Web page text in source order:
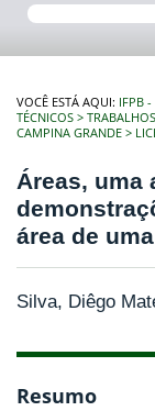
VOCÊ ESTÁ AQUI: IFPB
TÉCNICOS
CAMPINA GRANDE
Áreas, uma
área de
Silva, Diêgo
Resumo